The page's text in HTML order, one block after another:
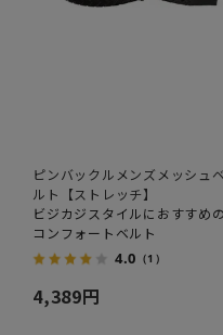
ピンバックルメンズメッシュベ
ルト【ストレッチ】
ビジカジスタイルにおすすめの
コンフォートベルト
4.0 （1）
4,389円